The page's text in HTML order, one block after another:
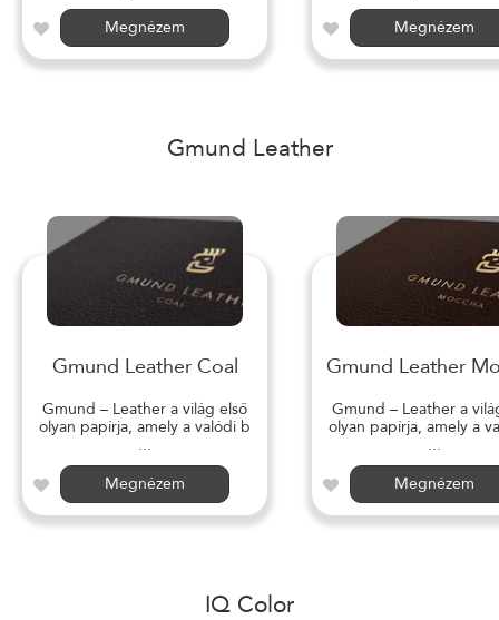
Megnézem
Megnézem
Gmund Leather
Gmund Leather Coal
Gmund – Leather a világ első
olyan papírja, amely a valódi b
...
Megnézem
Gmund Leather
Gmund – Leather a
olyan papírja, amely a
...
Megnézem
IQ Color